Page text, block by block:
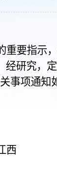
重要指示
经研究，
事项通知
西